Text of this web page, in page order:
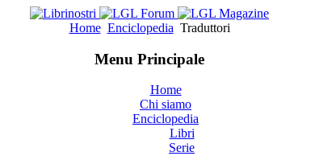
Home Enciclopedia Traduttori
Menu Principale
Home
Chi siamo
Enciclopedia
Libri
Serie